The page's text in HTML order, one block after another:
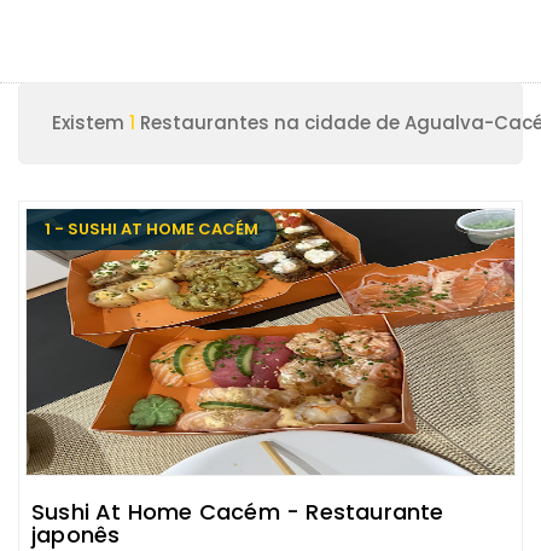
Existem 1 Restaurantes na cidade de Agualva-
1 - SUSHI AT HOME CACÉM
Sushi At Home Cacém - Restaurante
japonês